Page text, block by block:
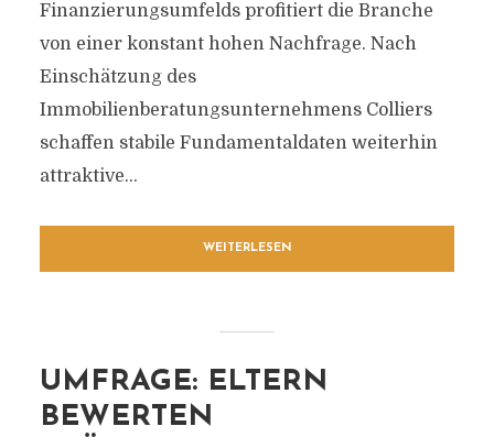
Finanzierungsumfelds profitiert die Branche
von einer konstant hohen Nachfrage. Nach
Einschätzung des
Immobilienberatungsunternehmens Colliers
schaffen stabile Fundamentaldaten weiterhin
attraktive...
WEITERLESEN
UMFRAGE: ELTERN
BEWERTEN